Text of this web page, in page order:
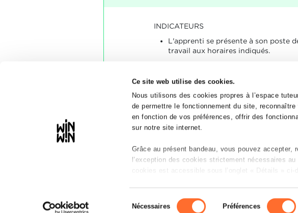
Ce site web utilise des cookies.
Nous utilisons des cookies propres à l’espace
de permettre le fonctionnement du site,
en fonction de vos préférences, offrir des
sur notre site internet.
Grâce au présent bandeau, vous pouvez
l’exception des cookies strictement nécessaires
réseaux sociaux, sauvegarde des préférences de
Nécessaires Préférences
INDICATEURS
L'apprenti se présente à son poste
travail aux horaires indiqués.
L'apprenti était toujours à l'heure.
Le cas échéant, l'apprenti a justifié
retards d'une manière cohérente.